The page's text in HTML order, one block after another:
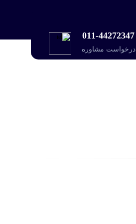
011-44272347
درخواست مشاوره